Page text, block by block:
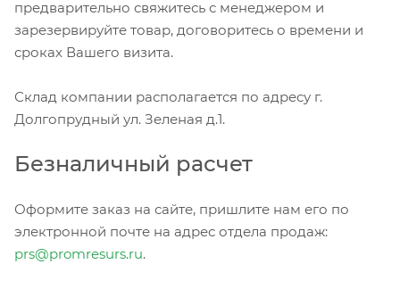
предварительно свяжитесь с менеджером и
зарезервируйте товар, договоритесь о времени и
сроках Вашего визита.
Склад компании располагается по адресу г.
Долгопрудный ул. Зеленая д.1.
Безналичный расчет
Оформите заказ на сайте, пришлите нам его по
электронной почте на адрес отдела продаж:
prs@promresurs.ru.